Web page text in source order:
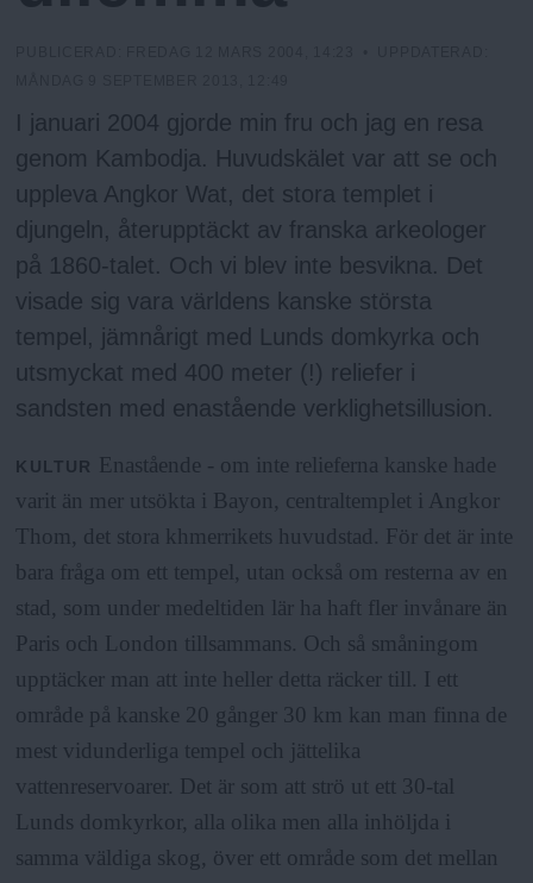
N
u
I januari 2004 gjorde min fru och jag en resa
genom Kambodja. Huvudskälet var att se och
uppleva Angkor Wat, det stora templet i
djungeln, återupptäckt av franska arkeologer
på 1860-talet. Och vi blev inte besvikna. Det
visade sig vara världens kanske största
tempel, jämnårigt med Lunds domkyrka och
utsmyckat med 400 meter (!) reliefer i
sandsten med enastående verklighetsillusion.
KULTUR
Enastående - om inte relieferna kanske hade
varit än mer utsökta i Bayon, centraltemplet i Angkor
Thom, det stora khmerrikets huvudstad. För det är inte
bara fråga om ett tempel, utan också om resterna av en
stad, som under medeltiden lär ha haft fler invånare än
Paris och London tillsammans. Och så småningom
upptäcker man att inte heller detta räcker till. I ett
område på kanske 20 gånger 30 km kan man finna de
mest vidunderliga tempel och jättelika
vattenreservoarer. Det är som att strö ut ett 30-tal
Lunds domkyrkor, alla olika men alla inhöljda i
samma väldiga skog, över ett område som det mellan